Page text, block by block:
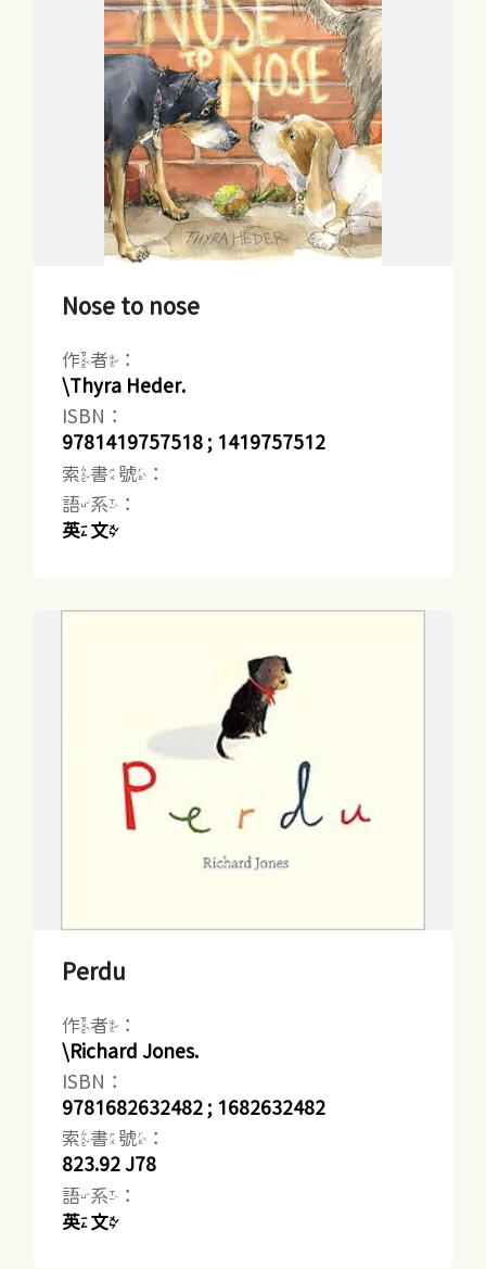
Nose to nose
作者：
\Thyra Heder.
ISBN：
9781419757518 ; 1419757512
索書號：
語系：
英文
Perdu
作者：
\Richard Jones.
ISBN：
9781682632482 ; 1682632482
索書號：
823.92 J78
語系：
英文